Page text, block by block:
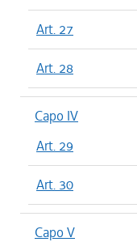
Art. 27
Art. 28
Capo IV
Art. 29
Art. 30
Capo V